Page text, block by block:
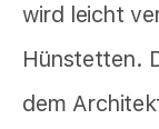
wird leicht
Hünstetten.
dem